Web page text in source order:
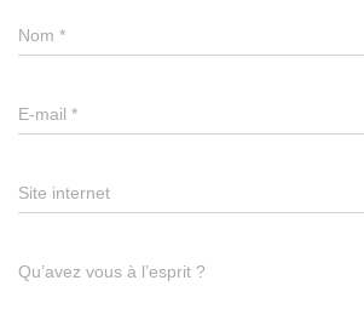
Nom *
E-mail *
Site internet
Qu’avez vous à l’esprit ?